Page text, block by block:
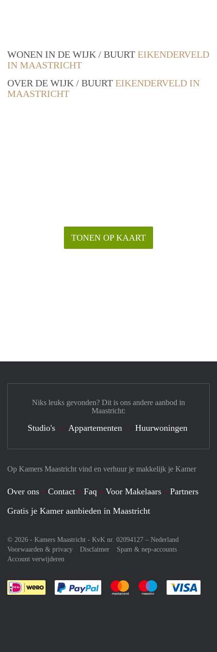
WONEN IN DE WIJK / BUURT EIKENDERVELD
IN MAASTRICHT
OVER DE WIJK / BUURT EIKENDERVELD IN
MAASTRICHT
TONEN OP KAART
Op Kamers Maastricht vind en verhuur je makkelijk je Kamer
Over ons Contact Faq Voor Makelaars
Partners
Gratis je Kamer aanbieden in Maastricht
© 2026 - Kamers Maastricht - KvK nr. 02094127 – Nederland
Voorwaarden & privacy
Disclaimer
Spam & nep-accounts
Account verwijderen
Je rekent gemakkelijk af met Paypal
Je rekent gemakkelijk af met
Je rekent
Niks leuks gevonden? Dit is ons andere aanbod in
Maastricht:
Studio's Appartementen Huurwoningen